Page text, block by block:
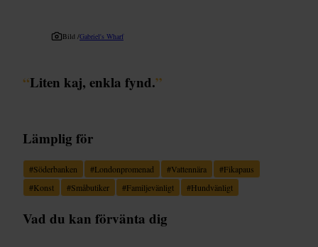
Bild /Gabriel's Wharf
“Liten kaj, enkla fynd.”
Lämplig för
#Söderbanken #Londonpromenad #Vattennära #Fikapaus
#Konst #Småbutiker #Familjevänligt #Hundvänligt
Vad du kan förvänta dig